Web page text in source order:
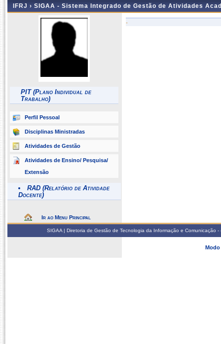
IFRJ › SIGAA - Sistema Integrado de Gestão de Atividades
PIT (Plano Individual de
Trabalho)
Perfil Pessoal
Disciplinas Ministradas
Atividades de Gestão
Atividades de Ensino/ Pesquisa/
Extensão
RAD (Relatório de Atividade
Docente)
Ir ao Menu Principal
-
SIGAA | Diretoria de Gestão de Tecnologia da Informação e
Modo